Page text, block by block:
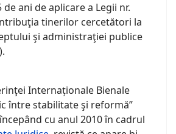
ani de aplicare a Legii nr.
tinerilor cercetători la
şi administraţiei publice
Internaționale Bienale
între stabilitate şi reformă”
cu anul 2010 în cadrul